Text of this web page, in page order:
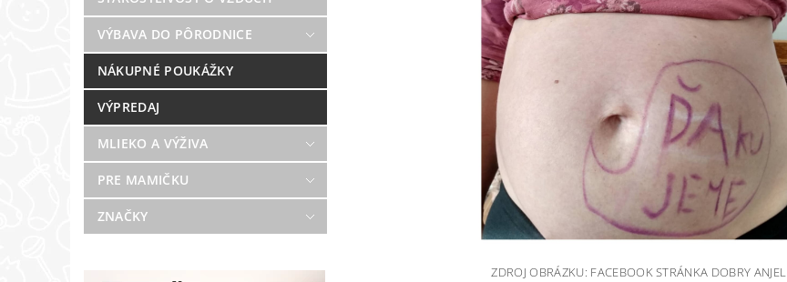
VÝBAVA DO PÔRODNICE
NÁKUPNÉ POUKÁŽKY
VÝPREDAJ
MLIEKO A VÝŽIVA
PRE MAMIČKU
ZNAČKY
ZDROJ OBRÁZKU: FACEBOOK STRÁNKA DOBRY ANJEL